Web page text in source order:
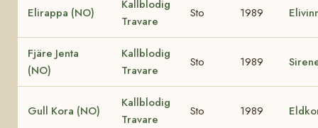
Elirappa (NO)
Kallblodig
Travare
Sto 1989
Fjäre Jenta
(NO)
Kallblodig
Travare
Sto 1989
Gull Kora (NO)
Kallblodig
Travare
Sto 1989